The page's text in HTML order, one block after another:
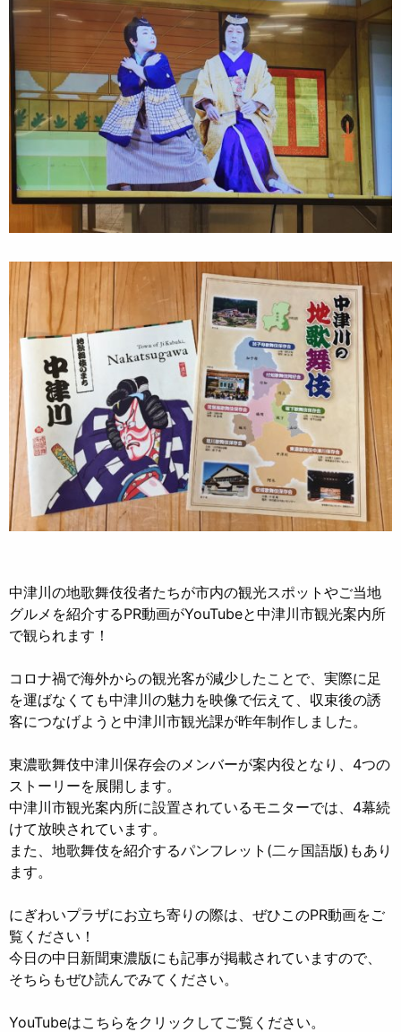
中津川の地歌舞伎役者たちが市内の観光スポットやご当地
グルメを紹介するPR動画がYouTubeと中津川市観光案内所
で観られます！
コロナ禍で海外からの観光客が減少したことで、実際に足
を運ばなくても中津川の魅力を映像で伝えて、収束後の誘
客につなげようと中津川市観光課が昨年制作しました。
東濃歌舞伎中津川保存会のメンバーが案内役となり、4つの
ストーリーを展開します。
中津川市観光案内所に設置されているモニターでは、4幕続
けて放映されています。
また、地歌舞伎を紹介するパンフレット(二ヶ国語版)もあり
ます。
にぎわいプラザにお立ち寄りの際は、ぜひこのPR動画をご
覧ください！
今日の中日新聞東濃版にも記事が掲載されていますので、
そちらもぜひ読んでみてください。
YouTubeはこちらをクリックしてご覧ください。